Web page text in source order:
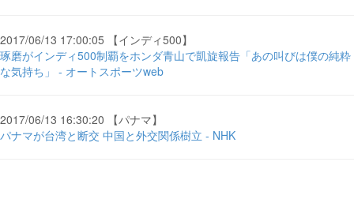
2017/06/13 17:00:05 【インディ500】
琢磨がインディ500制覇をホンダ青山で凱旋報告「あの叫びは僕の純粋
な気持ち」 - オートスポーツweb
2017/06/13 16:30:20 【パナマ】
パナマが台湾と断交 中国と外交関係樹立 - NHK